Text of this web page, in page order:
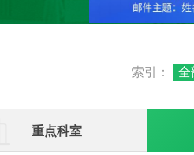
索引： 全
重点科室